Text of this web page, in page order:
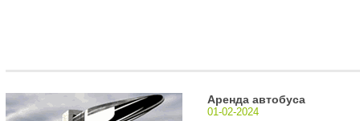
Аренда автобуса
01-02-2024